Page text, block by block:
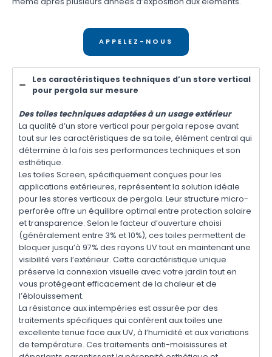
APPELEZ-NOUS
Les caractéristiques techniques d’un store vertical
pour pergola sur mesure
Des toiles techniques adaptées à un usage extérieur
La qualité d’un store vertical pour pergola repose avant
tout sur les caractéristiques de sa toile, élément central qui
détermine à la fois ses performances techniques et son
esthétique.
Les toiles Screen, spécifiquement conçues pour les
applications extérieures, représentent la solution idéale
pour les stores verticaux de pergola. Leur structure micro-
perforée offre un équilibre optimal entre protection solaire
et transparence. Selon le facteur d’ouverture choisi
(généralement entre 3% et 10%), ces toiles permettent de
bloquer jusqu’à 97% des rayons UV tout en maintenant une
visibilité vers l’extérieur. Cette caractéristique unique
préserve la connexion visuelle avec votre jardin tout en
vous protégeant efficacement de la chaleur et de
l’éblouissement.
La résistance aux intempéries est assurée par des
traitements spécifiques qui confèrent aux toiles une
excellente tenue face aux UV, à l’humidité et aux variations
de température. Ces traitements anti-moisissures et